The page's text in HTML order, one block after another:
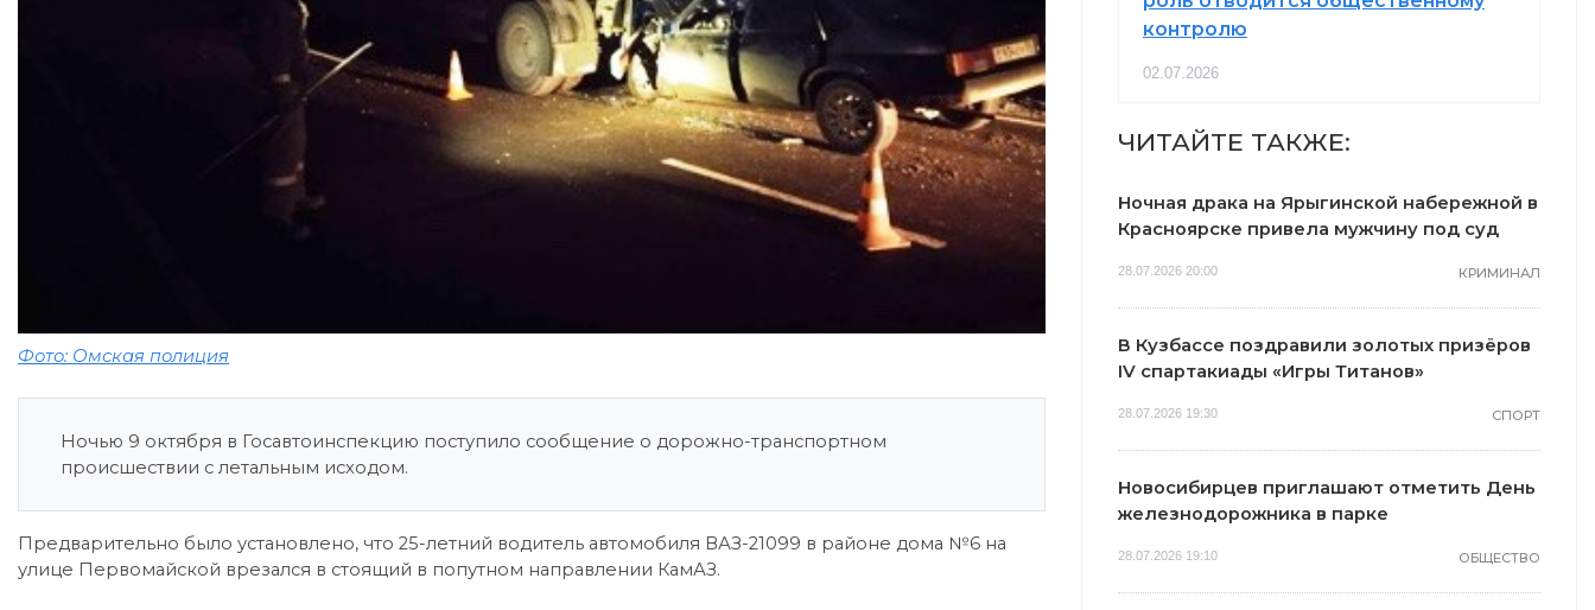
Фото: Омская полиция
Ночью 9 октября в Госавтоинспекцию поступило сообщение о дорожно-транспортном
происшествии с летальным исходом.
Предварительно было установлено, что 25-летний водитель автомобиля ВАЗ-21099 в районе дома №6 на
улице Первомайской врезался в стоящий в попутном направлении КамАЗ.
контролю
02.07.2026
ЧИТАЙТЕ ТАКЖЕ:
Ночная драка на Ярыгинской набережной в
Красноярске привела мужчину под суд
28.07.2026 20:00 КРИМИНАЛ
В Кузбассе поздравили золотых призёров
IV спартакиады «Игры Титанов»
28.07.2026 19:30 СПОРТ
Новосибирцев приглашают отметить День
железнодорожника в парке
28.07.2026 19:10 ОБЩЕСТВО